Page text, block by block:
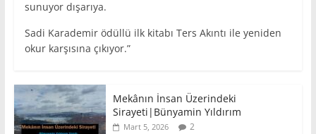
sunuyor dışarıya.
Sadi Karademir ödüllü ilk kitabı Ters Akıntı ile yeniden
okur karşısına çıkıyor.”
Mekânın İnsan Üzerindeki
Sirayeti|Bünyamin Yıldırım
Mart 5, 2026 2